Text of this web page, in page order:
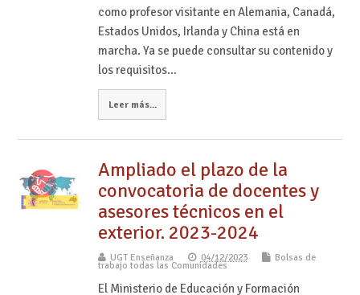
como profesor visitante en Alemania, Canadá,
Estados Unidos, Irlanda y China está en
marcha. Ya se puede consultar su contenido y
los requisitos…
Leer más...
Ampliado el plazo de la
convocatoria de docentes y
asesores técnicos en el
exterior. 2023-2024
UGT Enseñanza 04/12/2023 Bolsas de
trabajo todas las Comunidades
El Ministerio de Educación y Formación